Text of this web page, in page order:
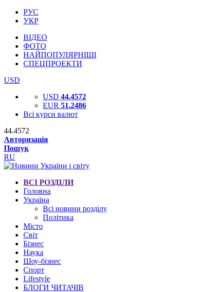
РУС
УКР
ВІДЕО
ФОТО
НАЙПОПУЛЯРНІШІ
СПЕЦПРОЕКТИ
USD
USD 44.4572
EUR 51.2486
Всі курси валют
44.4572
Авторизація
Пошук
RU
ВСІ РОЗДІЛИ
Головна
Україна
Всі новини розділу
Політика
Місто
Світ
Бізнес
Наука
Шоу-бізнес
Спорт
Lifestyle
БЛОГИ ЧИТАЧІВ